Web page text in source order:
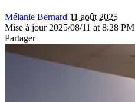
Mélanie Bernard 11 août 2025
Mise à jour 2025/08/11 at 8:28 PM
Partager